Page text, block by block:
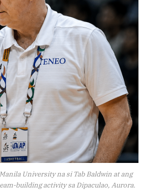
University na si Tab Baldwin at ang
building activity sa Dipaculao, Aurora.